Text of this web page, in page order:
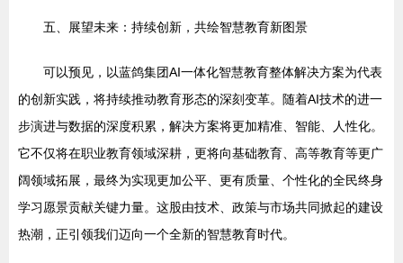
五、展望未来：持续创新，共绘智慧教育新图景
可以预见，以蓝鸽集团AI一体化智慧教育整体解决方案为代表
的创新实践，将持续推动教育形态的深刻变革。随着AI技术的进一
步演进与数据的深度积累，解决方案将更加精准、智能、人性化。
它不仅将在职业教育领域深耕，更将向基础教育、高等教育等更广
阔领域拓展，最终为实现更加公平、更有质量、个性化的全民终身
学习愿景贡献关键力量。这股由技术、政策与市场共同掀起的建设
热潮，正引领我们迈向一个全新的智慧教育时代。